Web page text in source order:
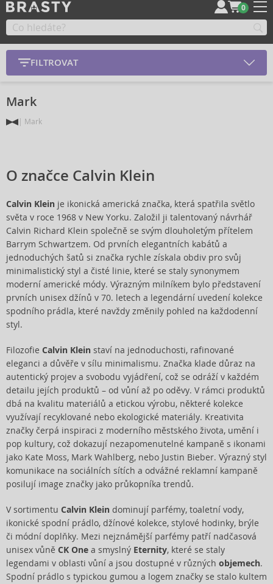
0
FILTROVAT
Mark
Mark
O značce Calvin Klein
Calvin Klein je ikonická americká značka, která spatřila světlo
světa v roce 1968 v New Yorku. Založil ji talentovaný návrhář
Calvin Richard Klein společně se svým dlouholetým přítelem
Barrym Schwartzem. Od prvních elegantních kabátů a
jednoduchých šatů si značka rychle získala obdiv pro svůj
minimalistický styl a čisté linie, které se staly synonymem
moderní americké módy. Výrazným milníkem bylo představení
prvních unisex džínů v 70. letech a legendární uvedení kolekce
spodního prádla, které navždy změnily pohled na každodenní
styl.
Filozofie Calvin Klein staví na jednoduchosti, rafinované
eleganci a důvěře v sílu minimalismu. Značka klade důraz na
autentický projev a svobodu vyjádření, což se odráží v každém
detailu jejích produktů – od vůní až po oděvy. V rámci produktů
dbá na kvalitu materiálů a etickou výrobu, některé kolekce
využívají recyklované nebo ekologické materiály. Kreativita
značky čerpá inspiraci z moderního městského života, umění i
pop kultury, což dokazují nezapomenutelné kampaně s ikonami
jako Kate Moss, Mark Wahlberg, nebo Justin Bieber. Výrazný styl
komunikace na sociálních sítích a odvážné reklamní kampaně
posilují image značky jako průkopníka trendů.
V sortimentu Calvin Klein dominují parfémy, toaletní vody,
ikonické spodní prádlo, džínové kolekce, stylové hodinky, brýle
či módní doplňky. Mezi nejznámější parfémy patří nadčasová
unisex vůně CK One a smyslný Eternity, které se staly
legendami v oblasti vůní a jsou dostupné v různých objemech.
Spodní prádlo s typickou gumou a logem značky se stalo kultem